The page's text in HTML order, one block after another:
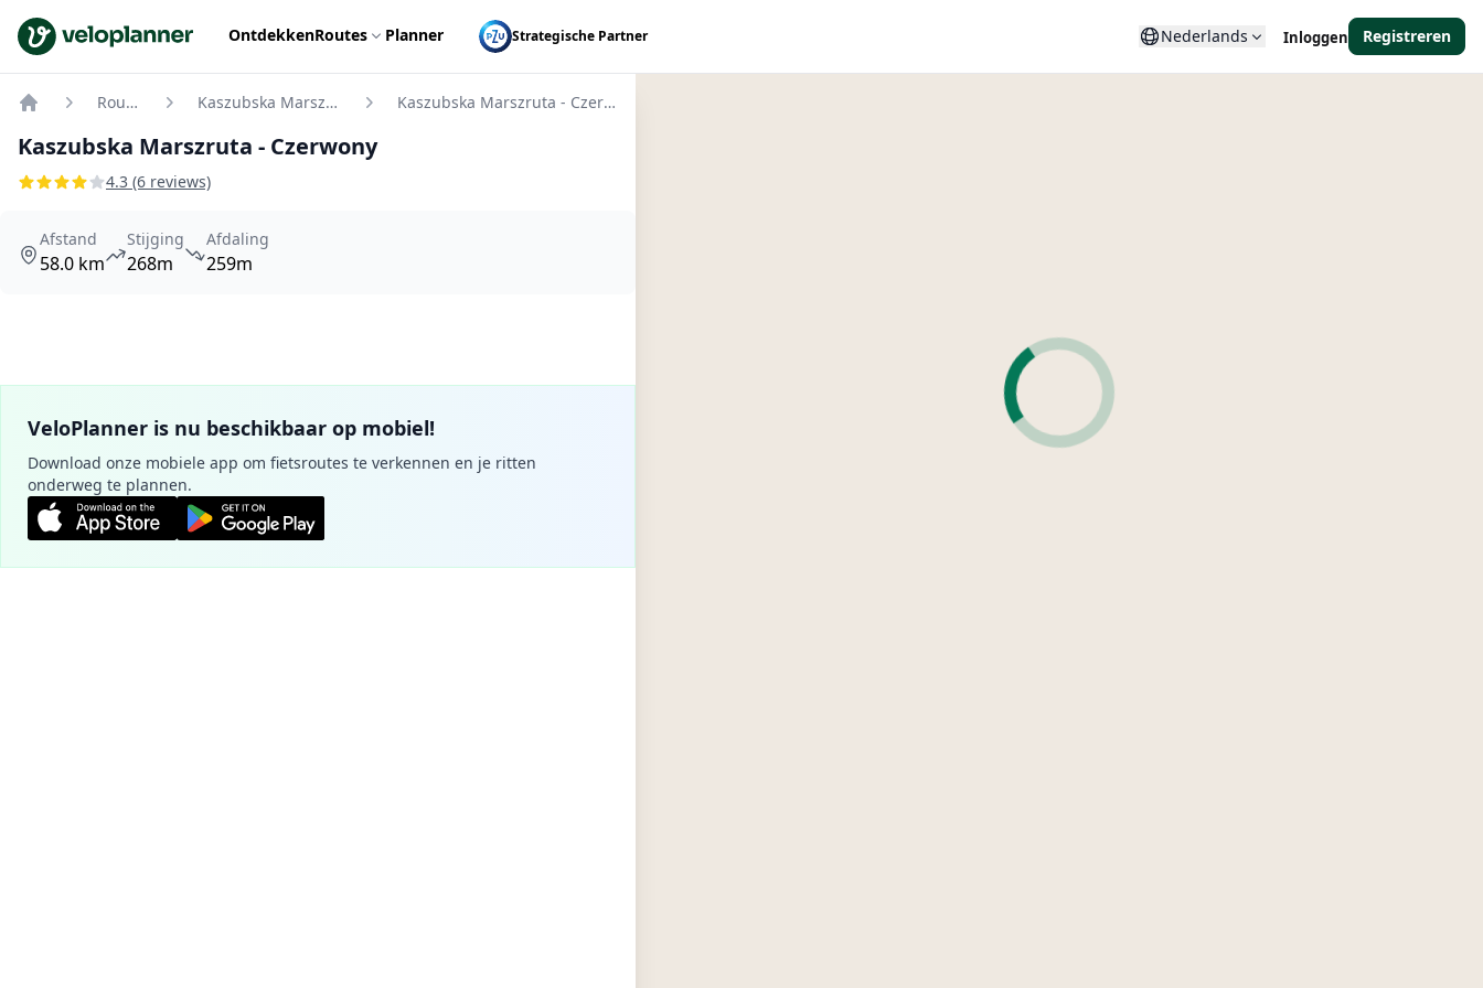
VeloPlanner OntdekkenRoutes Planner Strategische Partner Nederlands Inloggen Registreren
Routes Kaszubska Marszruta Kaszubska Marszruta - Czerwony
Kaszubska Marszruta - Czerwony
4.3 (6 reviews)
Afstand
58.0 km
Stijging
268m
Afdaling
259m
VeloPlanner is nu beschikbaar op mobiel!
Download onze mobiele app om fietsroutes te verkennen en je ritten
onderweg te plannen.